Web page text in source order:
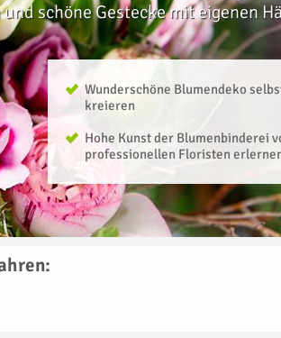
schöne Gestecke mit eigenen
Wunderschöne Blumendeko
kreieren
Hohe Kunst der Blumenbinderei
professionellen Floristen